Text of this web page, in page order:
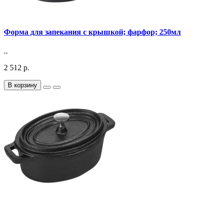
Форма для запекания с крышкой; фарфор; 250мл
..
2 512 р.
В корзину